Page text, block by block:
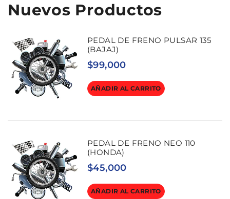
Nuevos Productos
PEDAL DE FRENO PULSAR 135
(BAJAJ)
$99,000
AÑADIR AL CARRITO
PEDAL DE FRENO NEO 110
(HONDA)
$45,000
AÑADIR AL CARRITO